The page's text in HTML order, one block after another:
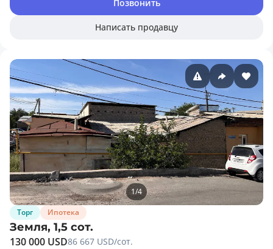
Позвонить
Написать продавцу
1/4
Земля, 1,5 сот.
130 000 USD86 667 USD/сот.
Торг Ипотека